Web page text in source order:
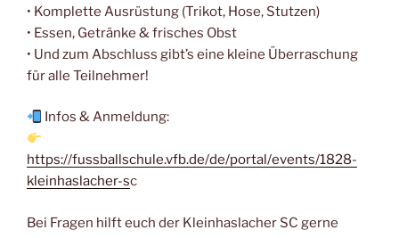
• Komplette Ausrüstung (Trikot, Hose, Stutzen)
• Essen, Getränke & frisches Obst
• Und zum Abschluss gibt’s eine kleine Überraschung
für alle Teilnehmer!
Infos & Anmeldung:
https://fussballschule.vfb.de/de/portal/events/1828-
kleinhaslacher-sc
Bei Fragen hilft euch der Kleinhaslacher SC gerne